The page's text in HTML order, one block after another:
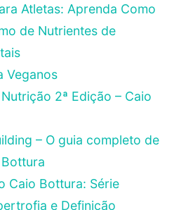
Atletas: Aprenda Como
de Nutrientes de
Veganos
2ª Edição – Caio
– O guia completo de
Caio Bottura: Série
e Definição